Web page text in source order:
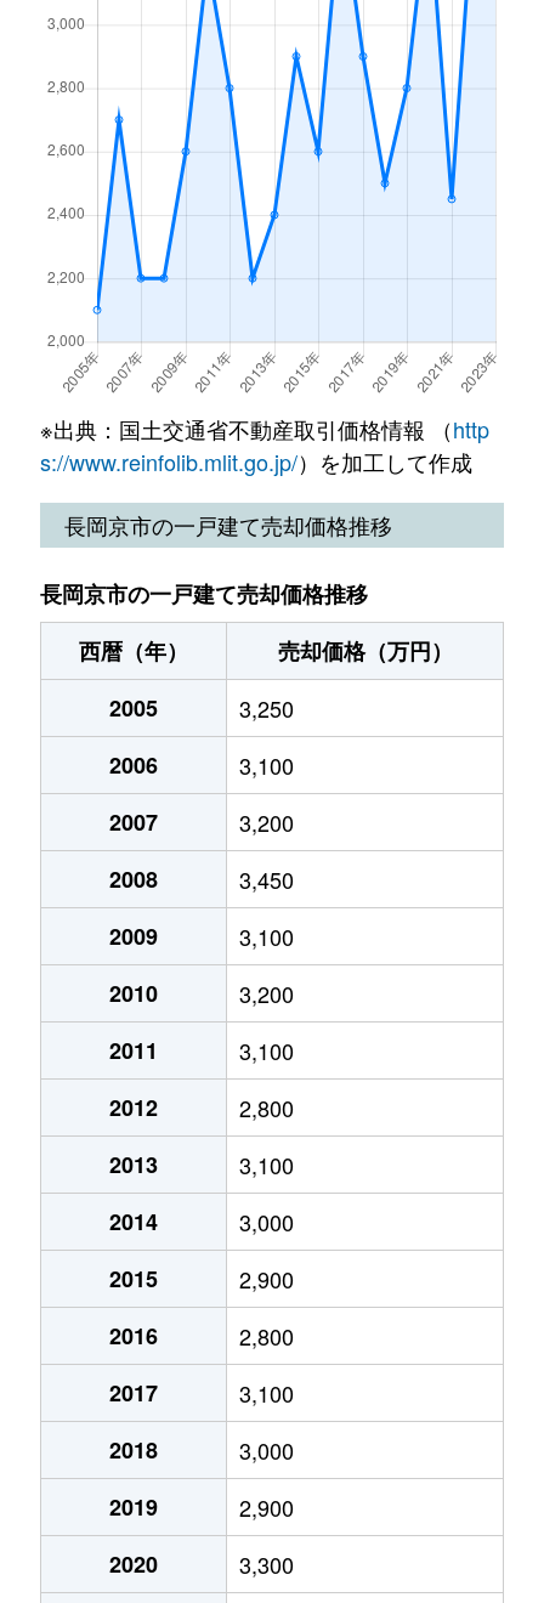
友岡
1,600万円 西山天王山
徒歩6分
友岡
1,200万円 西山天王山
徒歩9分
4,200万円 長岡天神
徒歩9分
7,800万円 長岡天神
6,700万円
長岡
長岡
4,200万円 長岡天神
徒歩10
長岡
4,300万円 長岡天神
徒歩8分
1,800万円 長岡天神
長岡
5,200万円 長岡天神
徒歩8分
長岡
4,100万円 長岡天神
長岡
4,100万円 長岡天神
5,300万円
2,900万円
西の京
2,500万円
八条が丘
1,500万円
2,900万円
3,000万円
3,400万円
1,000万円
緑が丘
3,900万円 長岡京 徒歩13
※出典：国土交通省不動産取引価格情報 （http
s://www.reinfolib.mlit.go.jp/）を加工して作成
長岡京市の一戸建て売却価格推移
長岡京市の一戸建て売却価格推移
西暦（年）
売却価格（万円）
2005
3,250
2006
3,100
2007
3,200
2008
3,450
2009
3,100
2010
3,200
2011
3,100
2012
2,800
2013
3,100
2014
3,000
2015
2,900
2016
2,800
2017
3,100
2018
3,000
2019
2,900
2020
3,300